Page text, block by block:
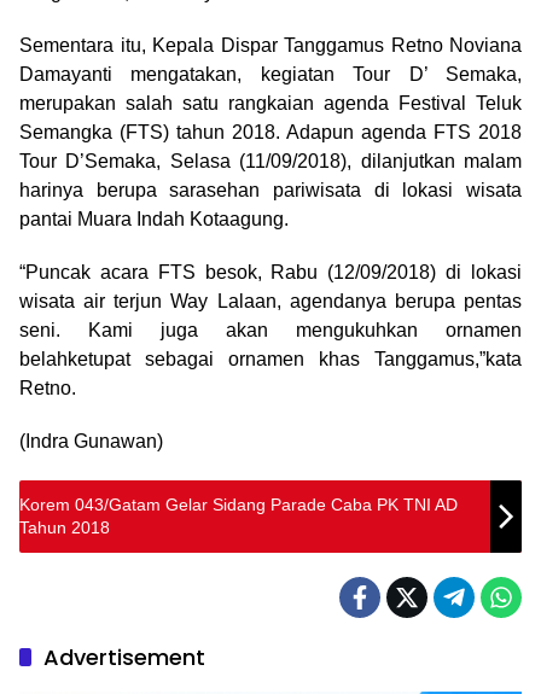
Sementara itu, Kepala Dispar Tanggamus Retno Noviana
Damayanti mengatakan, kegiatan Tour D’ Semaka,
merupakan salah satu rangkaian agenda Festival Teluk
Semangka (FTS) tahun 2018. Adapun agenda FTS 2018
Tour D’Semaka, Selasa (11/09/2018), dilanjutkan malam
harinya berupa sarasehan pariwisata di lokasi wisata
pantai Muara Indah Kotaagung.
“Puncak acara FTS besok, Rabu (12/09/2018) di lokasi
wisata air terjun Way Lalaan, agendanya berupa pentas
seni. Kami juga akan mengukuhkan ornamen
belahketupat sebagai ornamen khas Tanggamus,”kata
Retno.
(Indra Gunawan)
Korem 043/Gatam Gelar Sidang Parade Caba PK TNI AD
Tahun 2018
Advertisement